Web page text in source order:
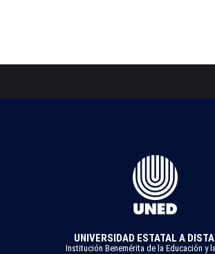
UNIVERSIDAD ESTATAL A
Institución Benemérita de la Educación y